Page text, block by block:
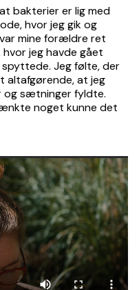
bakterier er lig med
hvor jeg gik og
mine forældre ret
jeg havde gået
Jeg følte, der
altafgørende, at jeg
og sætninger fyldte.
noget kunne det